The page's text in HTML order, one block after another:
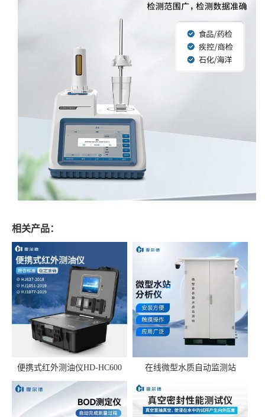
相关产品：
便携式红外测油仪HD-HC600 在线微型水质自动监测站